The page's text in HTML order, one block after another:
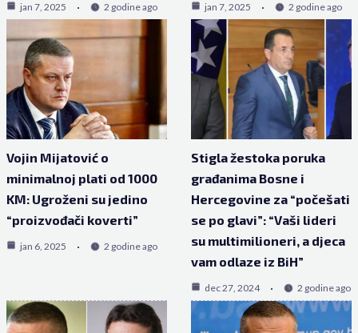
jan 7, 2025 2 godine ago jan 7, 2025 2 godine ago
Vojin Mijatović o
minimalnoj plati od 1000
KM: Ugroženi su jedino
“proizvođači koverti”
jan 6, 2025 2 godine ago
Stigla žestoka poruka
građanima Bosne i
Hercegovine za “počešati
se po glavi”: “Vaši lideri
su multimilioneri, a djeca
vam odlaze iz BiH”
dec 27, 2024 2 godine ago